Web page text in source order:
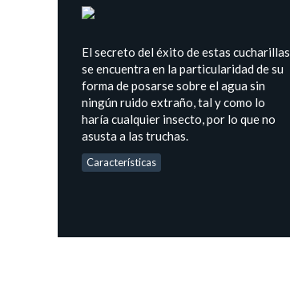
El secreto del éxito de estas cucharillas
se encuentra en la particularidad de su
forma de posarse sobre el agua sin
ningún ruido extraño, tal y como lo
haría cualquier insecto, por lo que no
asusta a las truchas.
Características